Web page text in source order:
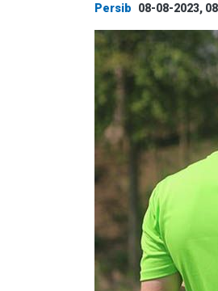
Persib 08-08-2023,